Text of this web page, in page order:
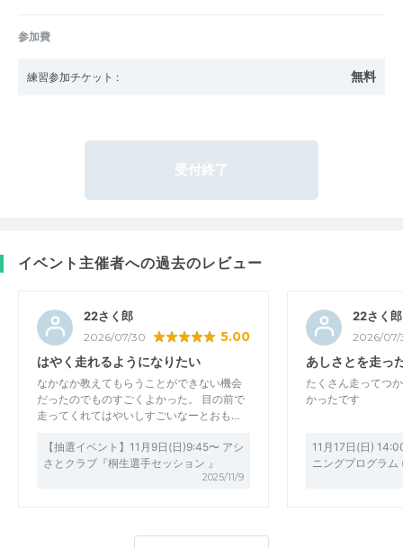
参加費
練習参加チケット : 無料
受付終了
イベント主催者への過去のレビュー
22さく郎
2026/07/30 5.00
はやく走れるようになりたい
なかなか教えてもらうことができない機会
だったのでものすごくよかった。 目の前で
走ってくれてはやいしすごいなーとおも…
【抽選イベント】11月9日(日)9:45〜 アシ
さとクラブ『桐生選手セッション 』
2025/11/9
22さく郎
2026/
あしさとを走っ
たくさん走ってつ
かったです
11月17日(日)
ニングプログラム